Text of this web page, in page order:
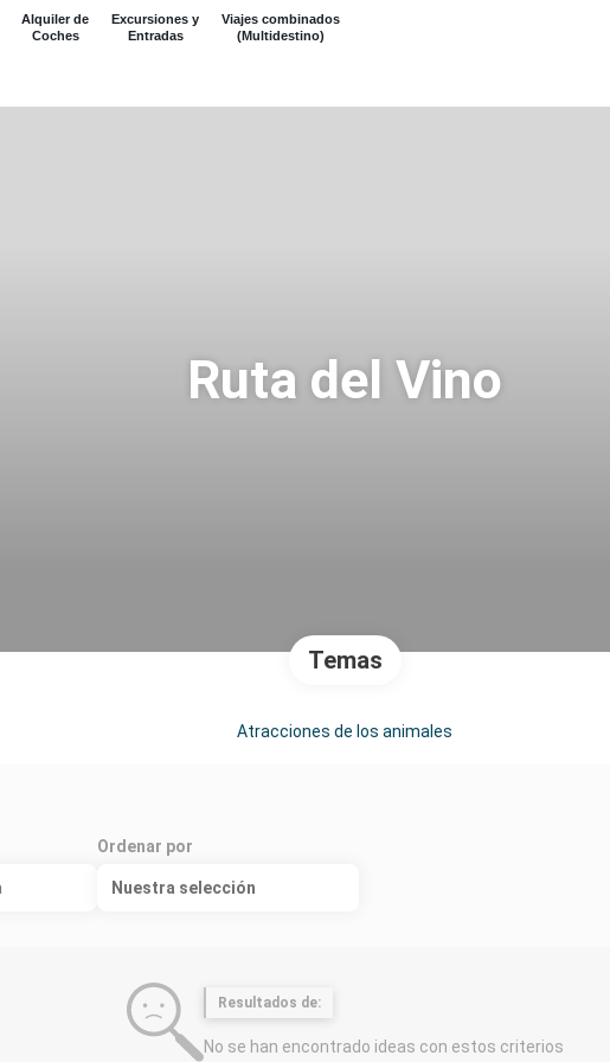
Alquiler de
Coches
Excursiones y
Entradas
Viajes combinados
(Multidestino)
Ruta del Vino
Temas
Atracciones de los animales
Ordenar por
Nuestra selección
Resultados de:
No se han encontrado ideas con estos criterios